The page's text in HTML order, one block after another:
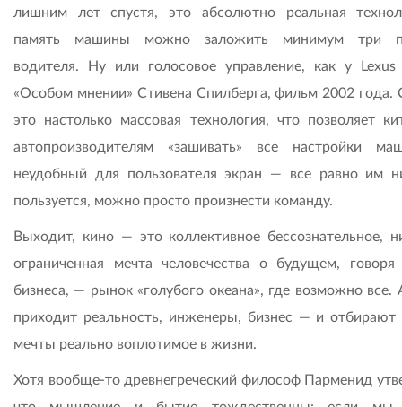
лишним лет спустя, это абсолютно реальная
память машины можно заложить минимум три
водителя. Ну или голосовое управление, как у
«Особом мнении» Стивена Спилберга, фильм 2002 года.
это настолько массовая технология, что позволяет
автопроизводителям «зашивать» все настройки
неудобный для пользователя экран — все равно им
пользуется, можно просто произнести команду.
Выходит, кино — это коллективное бессознательное,
ограниченная мечта человечества о будущем,
бизнеса, — рынок «голубого океана», где возможно все.
приходит реальность, инженеры, бизнес — и отбирают
мечты реально воплотимое в жизни.
Хотя вообще-то древнегреческий философ Парменид